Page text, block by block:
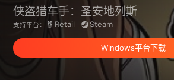
侠盗猎车手：圣安地列斯
支持平台： Retail Steam
Windows平台下载